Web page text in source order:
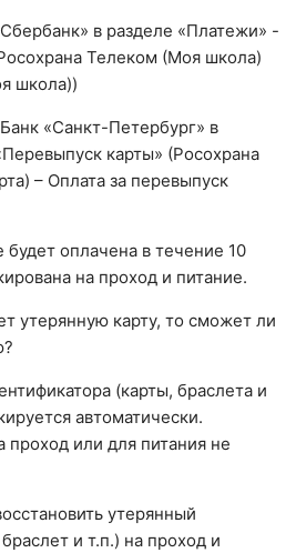
в разделе «Платежи» -
Телеком (Моя школа)
школа))
«Санкт-Петербург» в
карты» (Росохрана
– Оплата за перевыпуск
будет оплачена в течение 10
на проход и питание.
карту, то сможет ли
(карты, браслета и
автоматически.
проход или для питания не
утерянный
и т.п.) на проход и